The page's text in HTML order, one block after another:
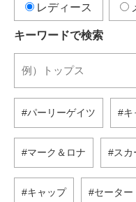
レディース
キーワードで検索
パーリーゲイツ キ
マーク＆ロナ スカ
キャップ セーター